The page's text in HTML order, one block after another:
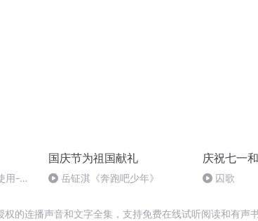
用-第
国庆节为祖国献礼
岳钲淇《奔跑吧少年》
庆祝七一
囚歌
的连播声音和文字全集，支持免费在线试听阅读和有声